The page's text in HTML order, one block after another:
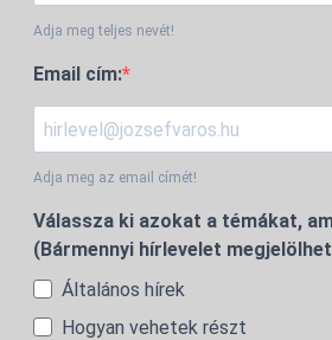
Adja meg teljes nevét!
Email cím:
Adja meg az email címét!
Válassza ki azokat a témákat,
(Bármennyi hírlevelet
Általános hírek
Hogyan vehetek részt